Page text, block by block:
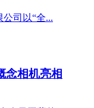
公司以“全...
念相机亮相